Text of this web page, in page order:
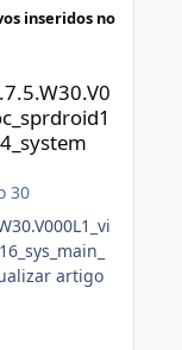
inseridos no
30
artigo